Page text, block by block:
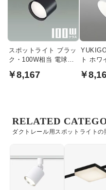
スポットライト ブラッ
ク・100W相当 電球色 |
￥8,167
ト ホワ
用
￥
ダクトレール用スポットライト
RELATED